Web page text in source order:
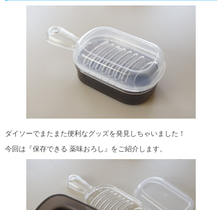
ダイソーでまたまた便利なグッズを発見しちゃいました！
今回は『保存できる 薬味おろし』をご紹介します。